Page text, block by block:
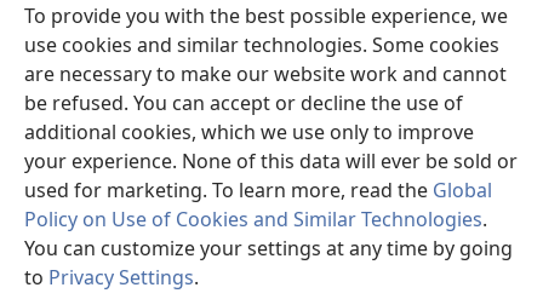
To provide you with the best possible experience, we
use cookies and similar technologies. Some cookies
are necessary to make our website work and cannot
be refused. You can accept or decline the use of
additional cookies, which we use only to improve
your experience. None of this data will ever be sold or
used for marketing. To learn more, read the Global
Policy on Use of Cookies and Similar Technologies.
You can customize your settings at any time by going
to Privacy Settings.
window)JW Hub
(opens
new
window)JW Library
Watchtower Library
Copyright© 2026 Watch Tower Bible and Tract Society of Pennsylvania.
RÈG POU W KA ITILIZE L|
PARAMÈT KONFIDANSYALITE